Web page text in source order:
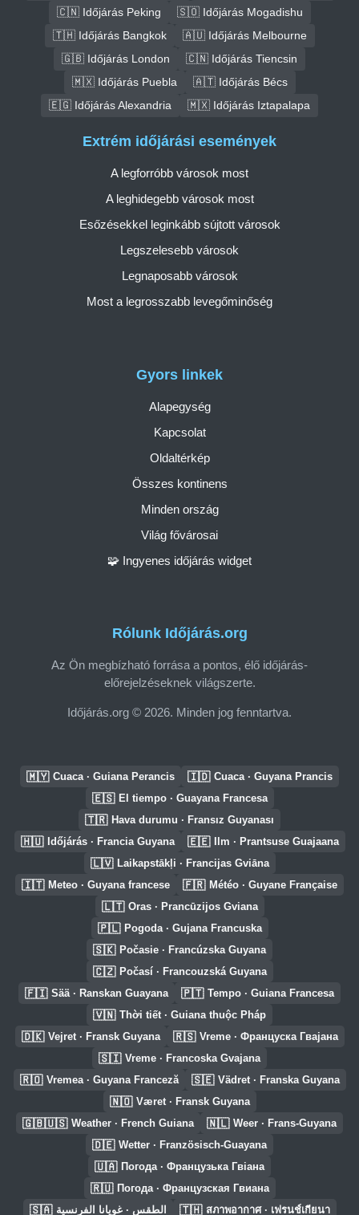
🇨🇳 Időjárás Peking
🇸🇴 Időjárás Mogadishu
🇹🇭 Időjárás Bangkok
🇦🇺 Időjárás Melbourne
🇬🇧 Időjárás London
🇨🇳 Időjárás Tiencsin
🇲🇽 Időjárás Puebla
🇦🇹 Időjárás Bécs
🇪🇬 Időjárás Alexandria
🇲🇽 Időjárás Iztapalapa
Rólunk Időjárás.org
Az Ön megbízható forrása a pontos, élő időjárás-
előrejelzéseknek világszerte.
Időjárás.org © 2026. Minden jog fenntartva.
Gyors linkek
Alapegység
Kapcsolat
Oldaltérkép
Összes kontinens
Minden ország
Világ fővárosai
🧩 Ingyenes időjárás widget
Extrém időjárási események
A legforróbb városok most
A leghidegebb városok most
Esőzésekkel leginkább sújtott városok
Legszelesebb városok
Legnaposabb városok
Most a legrosszabb levegőminőség
🇲🇾 Cuaca · Guiana Perancis 🇮🇩 Cuaca · Guyana Prancis
🇪🇸 El tiempo · Guayana Francesa
🇹🇷 Hava durumu · Fransız Guyanası
🇭🇺 Időjárás · Francia Guyana 🇪🇪 Ilm · Prantsuse Guajaana
🇱🇻 Laikapstākļi · Francijas Gviāna
🇮🇹 Meteo · Guyana francese 🇫🇷 Météo · Guyane Française
🇱🇹 Oras · Prancūzijos Gviana
🇵🇱 Pogoda · Gujana Francuska
🇸🇰 Počasie · Francúzska Guyana
🇨🇿 Počasí · Francouzská Guyana
🇫🇮 Sää · Ranskan Guayana 🇵🇹 Tempo · Guiana Francesa
🇻🇳 Thời tiết · Guiana thuộc Pháp
🇩🇰 Vejret · Fransk Guyana 🇷🇸 Vreme · Француска Гвајана
🇸🇮 Vreme · Francoska Gvajana
🇷🇴 Vremea · Guyana Franceză 🇸🇪 Vädret · Franska Guyana
🇳🇴 Været · Fransk Guyana
🇬🇧🇺🇸 Weather · French Guiana 🇳🇱 Weer · Frans-Guyana
🇩🇪 Wetter · Französisch-Guayana
🇺🇦 Погода · Французька Гвіана
🇷🇺 Погода · Французская Гвиана
🇸🇦 الطقس · غويانا الفرنسية 🇹🇭 สภาพอากาศ · เฟรนช์เกียนา